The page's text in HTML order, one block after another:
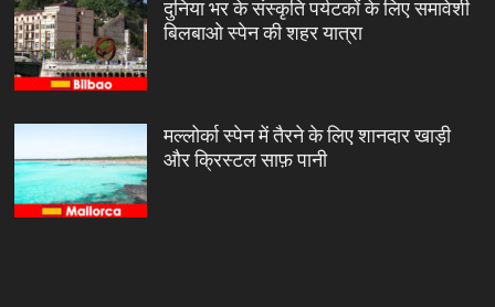
दुनिया भर के संस्कृति पर्यटकों के लिए समावेशी
बिलबाओ स्पेन की शहर यात्रा
मल्लोर्का स्पेन में तैरने के लिए शानदार खाड़ी
और क्रिस्टल साफ़ पानी